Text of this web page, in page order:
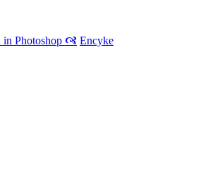
in Photoshop 🙧 Encyke